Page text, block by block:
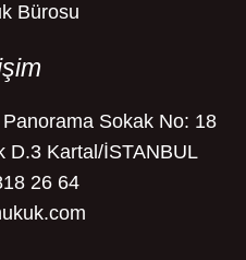
Bürosu
Panorama Sokak No: 18
D.3 Kartal/İSTANBUL
26 64